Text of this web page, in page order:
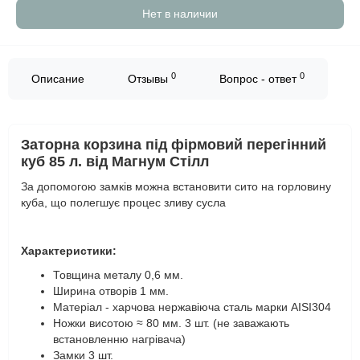
Нет в наличии
Описание Отзывы 0 Вопрос - ответ 0
Заторна корзина під фірмовий перегінний
куб 85 л. від Магнум Стілл
За допомогою замків можна встановити сито на горловину
куба, що полегшує процес зливу сусла
Характеристики:
Товщина металу 0,6 мм.
Ширина отворів 1 мм.
Матеріал - харчова нержавіюча сталь марки AISI304
Ножки висотою ≈ 80 мм. 3 шт. (не заважають
встановленню нагрівача)
Замки 3 шт.